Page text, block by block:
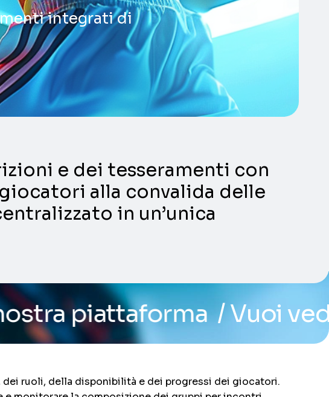
integrati di
e dei tesseramenti con
alla convalida delle
in un’unica
/ Vuoi vedere il
ruoli, della disponibilità e dei progressi dei giocatori.